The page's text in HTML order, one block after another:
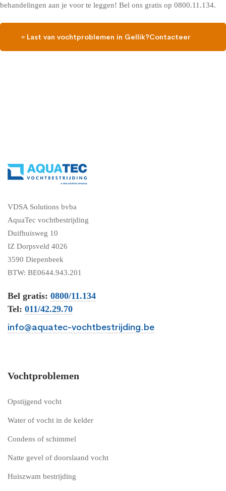
behandelingen aan je voor te leggen! Bel ons gratis op 0800.11.134.
» Last van vochtproblemen in Gellik?Contacteer
VDSA Solutions bvba
AquaTec vochtbestrijding
Duifhuisweg 10
IZ Dorpsveld 4026
3590 Diepenbeek
BTW: BE0644.943.201
Bel gratis: 0800/11.134
Tel: 011/42.29.70
info@aquatec-vochtbestrijding.be
Vochtproblemen
Opstijgend vocht
Water of vocht in de kelder
Condens of schimmel
Natte gevel of doorslaand vocht
Huiszwam bestrijding